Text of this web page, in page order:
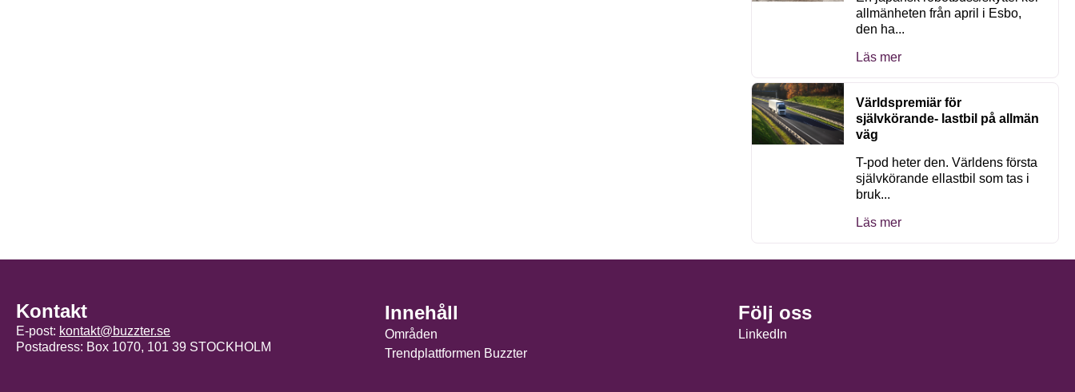
allmänheten från april i Esbo,
den ha...
Läs mer
Världspremiär för
självkörande- lastbil på allmän
väg
T-pod heter den. Världens första
självkörande ellastbil som tas i
bruk...
Läs mer
Kontakt
E-post: kontakt@buzzter.se
Postadress: Box 1070, 101 39 STOCKHOLM
Innehåll
Områden
Trendplattformen Buzzter
Följ oss
LinkedIn